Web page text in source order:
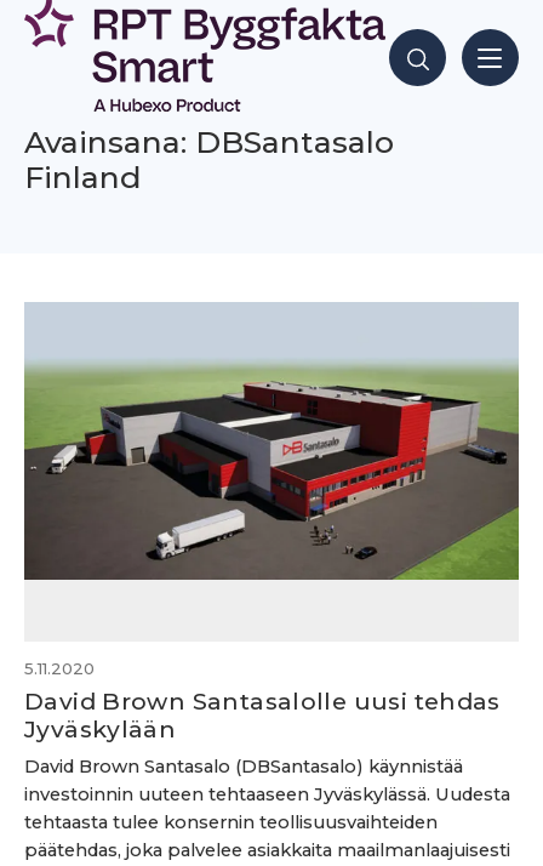
Siirry
sisältöön
Hae sisältöjä
Avainsana: DBSantasalo
Finland
5.11.2020
David Brown Santasalolle uusi tehdas
Jyväskylään
David Brown Santasalo (DBSantasalo) käynnistää
investoinnin uuteen tehtaaseen Jyväskylässä. Uudesta
tehtaasta tulee konsernin teollisuusvaihteiden
päätehdas, joka palvelee asiakkaita maailmanlaajuisesti